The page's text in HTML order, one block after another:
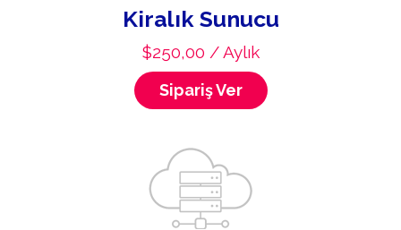
Kiralık Sunucu
$250,00 / Aylık
Sipariş Ver